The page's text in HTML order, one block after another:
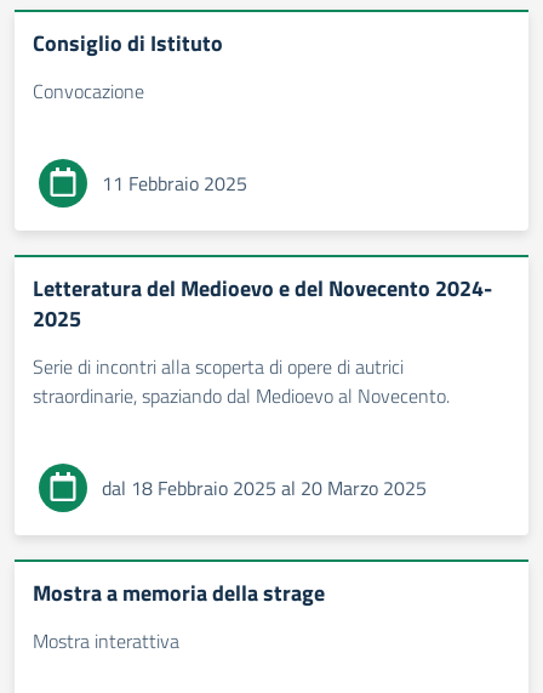
Consiglio di Istituto
Convocazione
11 Febbraio 2025
Letteratura del Medioevo e del Novecento 2024-
2025
Serie di incontri alla scoperta di opere di autrici
straordinarie, spaziando dal Medioevo al Novecento.
dal 18 Febbraio 2025 al 20 Marzo 2025
Mostra a memoria della strage
Mostra interattiva